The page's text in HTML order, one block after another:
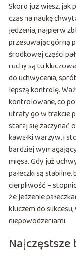
Skoro już wiesz, jak
czas na naukę
jedzenia, najpierw
przesuwając górną
środkowej części
ruchy są tu
do uchwycenia,
lepszą kontrolę.
kontrolowane, co
utraty go w trakcie
staraj się zaczynać
kawałki warzyw, i
bardziej
mięsa. Gdy już
pałeczki są
cierpliwość –
że jedzenie
kluczem do
niepowodzeniami.
Najczęstsze